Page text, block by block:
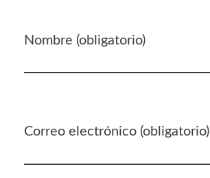
Nombre (obligatorio)
Correo electrónico (obligatorio)